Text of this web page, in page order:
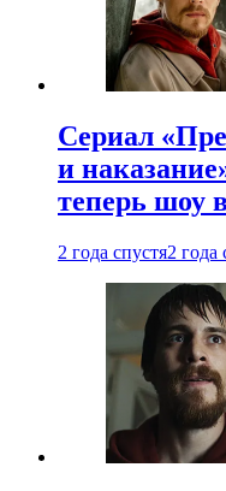
Сериал
и
теперь шоу
2 года спустя2 года